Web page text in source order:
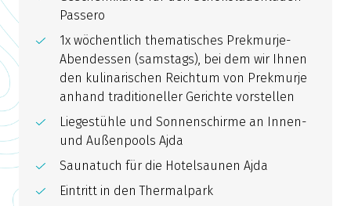
Passero
1x wöchentlich thematisches Prekmurje-
Abendessen (samstags), bei dem wir Ihnen
den kulinarischen Reichtum von Prekmurje
anhand traditioneller Gerichte vorstellen
Liegestühle und Sonnenschirme an Innen-
und Außenpools Ajda
Saunatuch für die Hotelsaunen Ajda
Eintritt in den Thermalpark